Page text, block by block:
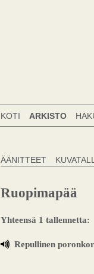
KOTI ARKISTO
ÄÄNITTEET
Ruopimapää
Yhteensä 1 tallennetta:
Repullinen